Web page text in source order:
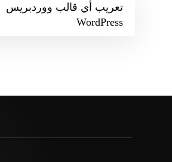
تعريب أي قالب ووردبريس
WordPress